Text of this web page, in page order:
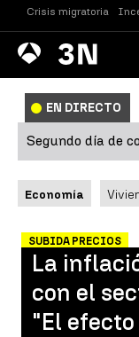
Crisis migratoria
Antena
3 Noticias
EN DIRECTO
Segundo día de
Economía
SUBIDA PRECIOS
La
con el
"El